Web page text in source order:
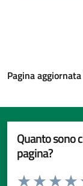
Pagina
Quanto sono
pagina?
Valuta da 1 a 5